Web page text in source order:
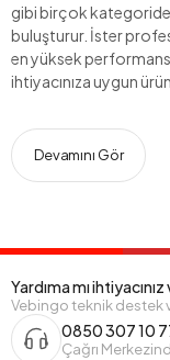
gibi birçok kategoride
buluşturur. İster
en yüksek
ihtiyacınıza uygun
Devamını Gör
Yardıma mı ihtiyacınız
Vebingo teknik destek
0850 307 10
Çağrı